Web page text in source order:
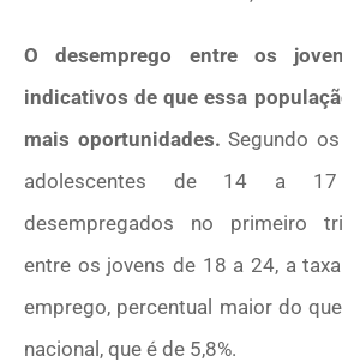
O desemprego entre os
indicativos de que essa
mais oportunidades.Segundo
adolescentes de 14 a 17
desempregados no primeiro
entre os jovens de 18 a 24, a
emprego, percentual maior do
nacional, que é de 5,8%.